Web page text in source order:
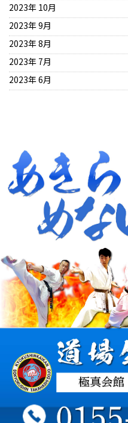
2023年 10月
2023年 9月
2023年 8月
2023年 7月
2023年 6月